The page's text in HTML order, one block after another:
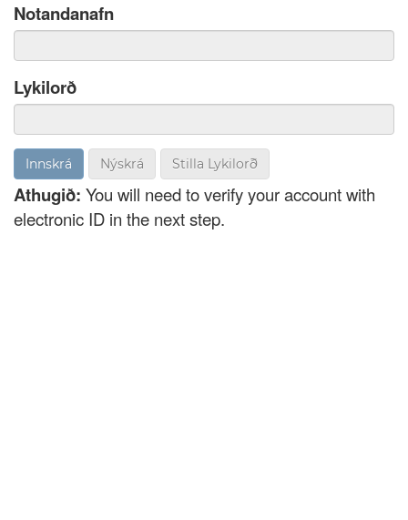
Notandanafn
Lykilorð
Nýskrá Stilla Lykilorð
Athugið: You will need to verify your account with
electronic ID in the next step.